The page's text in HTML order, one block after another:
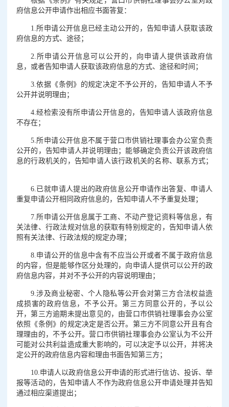
府信息公开申请作出相应书面答复：
1.所申请公开信息已经主动公开的，告知申请人获取该政
府信息的方式、途径；
2.所申请公开信息可以公开的，向申请人提供该政府信
息，或者告知申请人获取该政府信息的方式、途径和时间；
3.依据《条例》的规定决定不予公开的，告知申请人不予
公开并说明理由；
4.经检索没有所申请公开信息的，告知申请人该政府信息
不存在；
5.所申请公开信息不属于营口市供销社理事会办公室负责
公开的，告知申请人并说明理由；能够确定负责公开该政府信
息的行政机关的，告知申请人该行政机关的名称、联系方式；
6.已就申请人提出的政府信息公开申请作出答复、申请人
重复申请公开相同政府信息的，告知申请人不予重复处理；
7.所申请公开信息属于工商、不动产登记资料等信息，有
关法律、行政法规对信息的获取有特别规定的，告知申请人依
照有关法律、行政法规的规定办理；
8.申请公开的信息中含有不应当公开或者不属于政府信息
的内容，但是能够作区分处理的，向申请人提供可以公开的政
府信息内容，并对不予公开的内容说明理由；
9.涉及商业秘密、个人隐私等公开会对第三方合法权益造
成损害的政府信息，不予公开。第三方同意公开的，予以公
开，第三方逾期未提出意见的，由营口市供销社理事会办公室
依照《条例》的规定决定是否公开。第三方不同意公开且有合
理理由的，不予公开。营口市供销社理事会办公室认为不公开
可能对公共利益造成重大影响的，可以决定予以公开，并将决
定公开的政府信息内容和理由书面告知第三方；
10.申请人以政府信息公开申请的形式进行信访、投诉、举
报等活动的，告知申请人不作为政府信息公开申请处理并告知
通过相应渠道提出；